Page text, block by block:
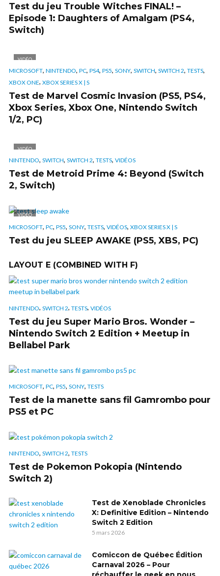
Test du jeu Trouble Witches FINAL! –
Episode 1: Daughters of Amalgam (PS4,
Switch)
VIDÉO
MICROSOFT, NINTENDO, PC, PS4, PS5, SONY, SWITCH, SWITCH 2, TESTS,
XBOX ONE, XBOX SERIES X | S
Test de Marvel Cosmic Invasion (PS5, PS4,
Xbox Series, Xbox One, Nintendo Switch
1/2, PC)
VIDÉO
NINTENDO, SWITCH, SWITCH 2, TESTS, VIDÉOS
Test de Metroid Prime 4: Beyond (Switch
2, Switch)
VIDÉO
MICROSOFT, PC, PS5, SONY, TESTS, VIDÉOS, XBOX SERIES X | S
Test du jeu SLEEP AWAKE (PS5, XBS, PC)
LAYOUT E (COMBINED WITH F)
NINTENDO, SWITCH 2, TESTS, VIDÉOS
Test du jeu Super Mario Bros. Wonder –
Nintendo Switch 2 Edition + Meetup in
Bellabel Park
MICROSOFT, PC, PS5, SONY, TESTS
Test de la manette sans fil Gamrombo pour
PS5 et PC
NINTENDO, SWITCH 2, TESTS
Test de Pokemon Pokopia (Nintendo
Switch 2)
Test de Xenoblade Chronicles
X: Definitive Edition – Nintendo
Switch 2 Edition
5 mars 2026
Comiccon de Québec Édition
Carnaval 2026 – Pour